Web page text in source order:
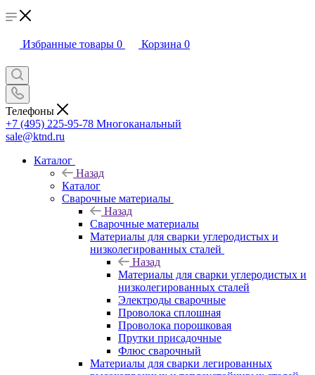
Избранные товары 0 Корзина 0
Телефоны
+7 (495) 225-95-78 Многоканальный
sale@ktnd.ru
Каталог
Назад
Каталог
Сварочные материалы
Назад
Сварочные материалы
Материалы для сварки углеродистых и
низколегированных сталей
Назад
Материалы для сварки углеродистых и
низколегированных сталей
Электроды сварочные
Проволока сплошная
Проволока порошковая
Прутки присадочные
Флюс сварочный
Материалы для сварки легированных